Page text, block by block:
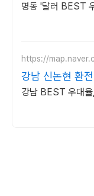
명동 '달러 BEST
https://
강남 신논현 환전
강남 BEST 우대